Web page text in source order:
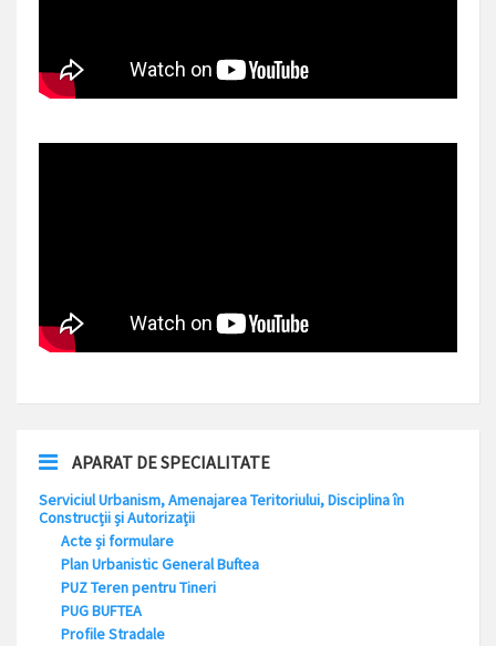
APARAT DE SPECIALITATE
Serviciul Urbanism, Amenajarea Teritoriului, Disciplina în
Construcții și Autorizații
Acte și formulare
Plan Urbanistic General Buftea
PUZ Teren pentru Tineri
PUG BUFTEA
Profile Stradale